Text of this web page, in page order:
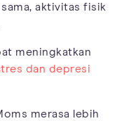
aktivitas fisik
meningkatkan
dan depresi
merasa lebih